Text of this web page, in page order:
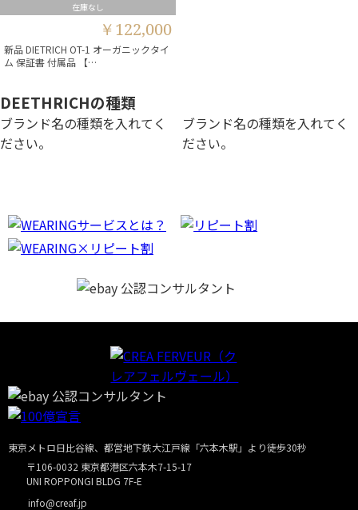
在庫なし
￥122,000
新品 DIETRICH OT-1 オーガニックタイ
ム 保証書 付属品 【…
DEETHRICHの種類
ブランド名の種類を入れてく
ださい。
ブランド名の種類を入れてく
ださい。
東京メトロ日比谷線、都営地下鉄大江戸線「六本木駅」より徒歩30秒
〒106-0032 東京都港区六本木7-15-17
UNI ROPPONGI BLDG 7F-E
info@creaf.jp